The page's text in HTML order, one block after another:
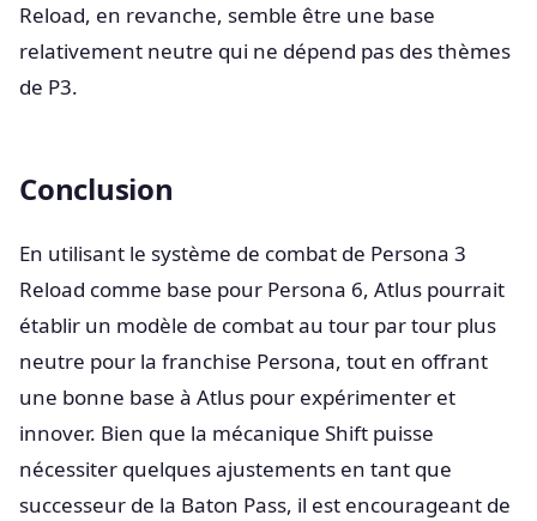
Reload, en revanche, semble être une base
relativement neutre qui ne dépend pas des thèmes
de P3.
Conclusion
En utilisant le système de combat de Persona 3
Reload comme base pour Persona 6, Atlus pourrait
établir un modèle de combat au tour par tour plus
neutre pour la franchise Persona, tout en offrant
une bonne base à Atlus pour expérimenter et
innover. Bien que la mécanique Shift puisse
nécessiter quelques ajustements en tant que
successeur de la Baton Pass, il est encourageant de